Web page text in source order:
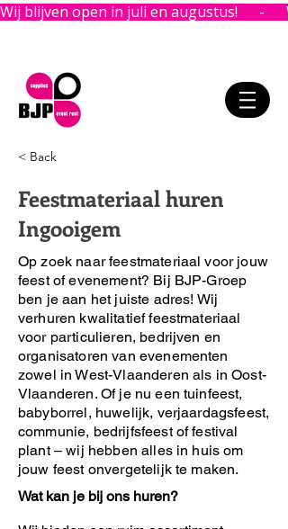
Wij blijven open in juli en augustus!      -
< Back
Feestmateriaal huren
Ingooigem
Op zoek naar feestmateriaal voor jouw
feest of evenement? Bij BJP-Groep
ben je aan het juiste adres! Wij
verhuren kwalitatief feestmateriaal
voor particulieren, bedrijven en
organisatoren van evenementen
zowel in West-Vlaanderen als in Oost-
Vlaanderen. Of je nu een tuinfeest,
babyborrel, huwelijk, verjaardagsfeest,
communie, bedrijfsfeest of festival
plant – wij hebben alles in huis om
jouw feest onvergetelijk te maken.
Wat kan je bij ons huren?